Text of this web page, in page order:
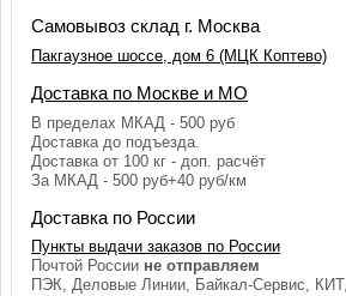
Самовывоз склад г. Москва
Пакгаузное шоссе, дом 6 (МЦК Коптево)
Доставка по Москве и МО
В пределах МКАД - 500 руб
Доставка до подъезда.
Доставка от 100 кг - доп. расчёт
За МКАД - 500 руб+40 руб/км
Доставка по России
Пункты выдачи заказов по России
Почтой России не отправляем
ПЭК, Деловые Линии, Байкал-Сервис,